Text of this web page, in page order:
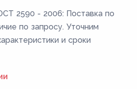
2590 - 2006: Поставка по
по запросу. Уточним
и сроки